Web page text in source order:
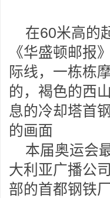
在60米高的
《华盛顿邮报
际线，一栋栋
的，褐色的西
息的冷却塔首
的画面
本届奥运会
大利亚广播公
部的首都钢铁